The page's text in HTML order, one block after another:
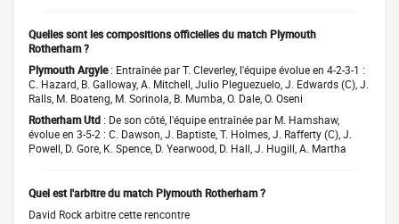
Quelles sont les compositions officielles du match Plymouth
Rotherham ?
Plymouth Argyle: Entraînée par T. Cleverley, l'équipe évolue en 4-2-3-1 :
C. Hazard, B. Galloway, A. Mitchell, Julio Pleguezuelo, J. Edwards (C), J.
Ralls, M. Boateng, M. Sorinola, B. Mumba, O. Dale, O. Oseni
Rotherham Utd : De son côté, l'équipe entraînée par M. Hamshaw,
évolue en 3-5-2 : C. Dawson, J. Baptiste, T. Holmes, J. Rafferty (C), J.
Powell, D. Gore, K. Spence, D. Yearwood, D. Hall, J. Hugill, A. Martha
Quel est l'arbitre du match Plymouth Rotherham ?
David Rock arbitre cette rencontre